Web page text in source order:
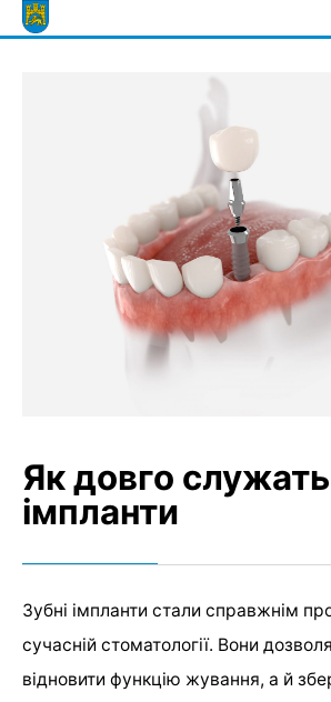
Skip
to
Як довго служать
імпланти
Зубні імпланти стали справжнім
сучасній стоматології. Вони
відновити функцію жування, а й